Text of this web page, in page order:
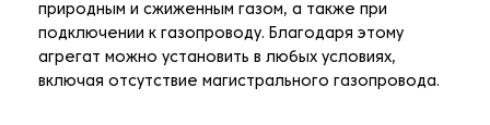
природным и сжиженным газом, а также при
подключении к газопроводу. Благодаря этому
агрегат можно установить в любых условиях,
включая отсутствие магистрального газопровода.